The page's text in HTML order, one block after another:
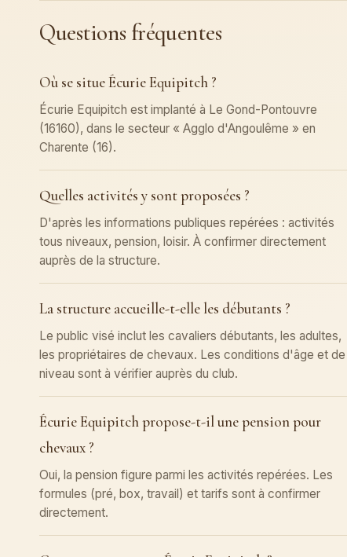
Questions fréquentes
Où se situe Écurie Equipitch ?
Écurie Equipitch est implanté à Le Gond-Pontouvre
(16160), dans le secteur « Agglo d'Angoulême » en
Charente (16).
Quelles activités y sont proposées ?
D'après les informations publiques repérées : activités
tous niveaux, pension, loisir. À confirmer directement
auprès de la structure.
La structure accueille-t-elle les débutants ?
Le public visé inclut les cavaliers débutants, les adultes,
les propriétaires de chevaux. Les conditions d'âge et de
niveau sont à vérifier auprès du club.
Écurie Equipitch propose-t-il une pension pour
chevaux ?
Oui, la pension figure parmi les activités repérées. Les
formules (pré, box, travail) et tarifs sont à confirmer
directement.